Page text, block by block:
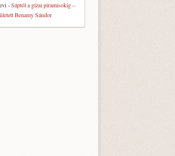
-Sáptól a gízai piramisokig –
Benamy Sándor